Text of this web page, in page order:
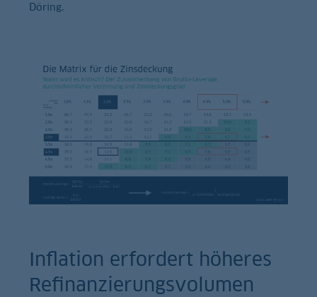
Döring.
Inflation erfordert höheres
Refinanzierungsvolumen